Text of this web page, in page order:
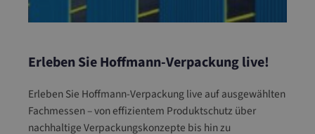
Erleben Sie Hoffmann-Verpackung live!
Erleben Sie Hoffmann-Verpackung live auf ausgewählten
Fachmessen – von effizientem Produktschutz über
nachhaltige Verpackungskonzepte bis hin zu